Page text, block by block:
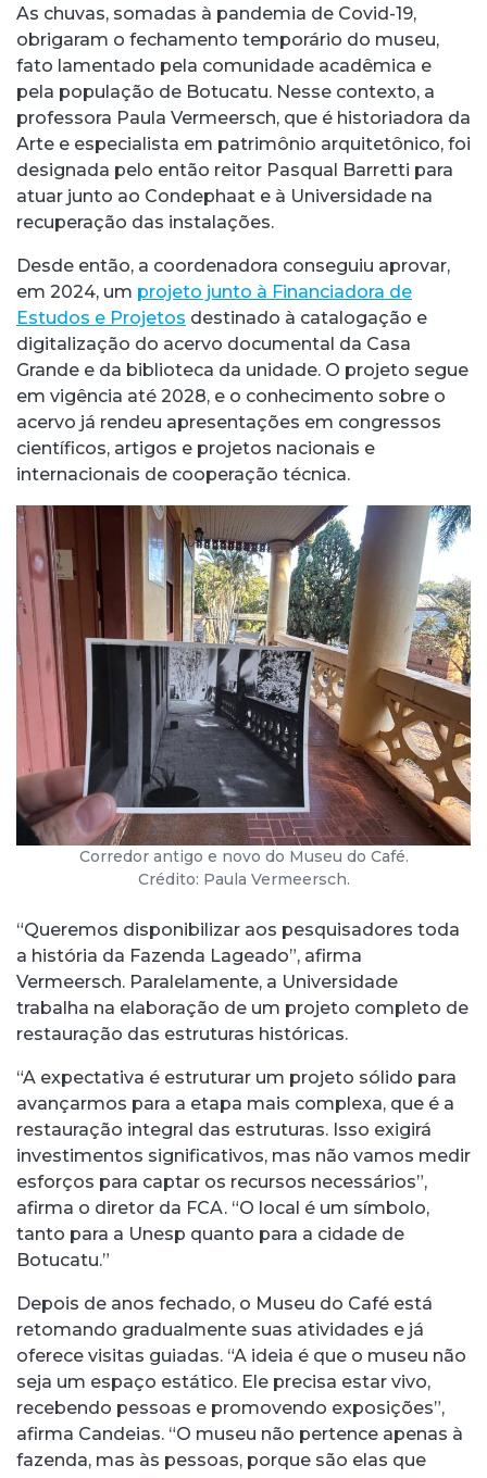
As chuvas, somadas à pandemia de Covid-19,
obrigaram o fechamento temporário do museu,
fato lamentado pela comunidade acadêmica e
pela população de Botucatu. Nesse contexto, a
professora Paula Vermeersch, que é historiadora da
Arte e especialista em patrimônio arquitetônico, foi
designada pelo então reitor Pasqual Barretti para
atuar junto ao Condephaat e à Universidade na
recuperação das instalações.
Desde então, a coordenadora conseguiu aprovar,
em 2024, um projeto junto à Financiadora de
Estudos e Projetos destinado à catalogação e
digitalização do acervo documental da Casa
Grande e da biblioteca da unidade. O projeto segue
em vigência até 2028, e o conhecimento sobre o
acervo já rendeu apresentações em congressos
científicos, artigos e projetos nacionais e
internacionais de cooperação técnica.
Corredor antigo e novo do Museu do Café.
Crédito: Paula Vermeersch.
“Queremos disponibilizar aos pesquisadores toda
a história da Fazenda Lageado”, afirma
Vermeersch. Paralelamente, a Universidade
trabalha na elaboração de um projeto completo de
restauração das estruturas históricas.
“A expectativa é estruturar um projeto sólido para
avançarmos para a etapa mais complexa, que é a
restauração integral das estruturas. Isso exigirá
investimentos significativos, mas não vamos medir
esforços para captar os recursos necessários”,
afirma o diretor da FCA. “O local é um símbolo,
tanto para a Unesp quanto para a cidade de
Botucatu.”
Depois de anos fechado, o Museu do Café está
retomando gradualmente suas atividades e já
oferece visitas guiadas. “A ideia é que o museu não
seja um espaço estático. Ele precisa estar vivo,
recebendo pessoas e promovendo exposições”,
afirma Candeias. “O museu não pertence apenas à
fazenda, mas às pessoas, porque são elas que